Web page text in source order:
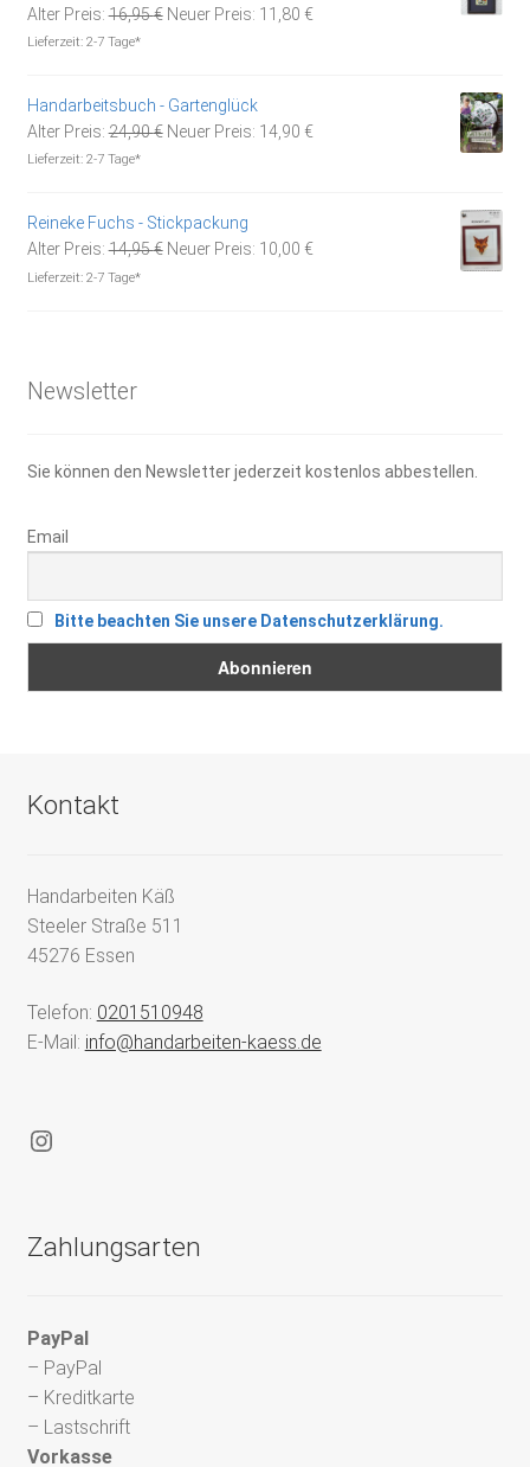
Alter Preis: 16,95€ Ursprünglicher
Neuer Preis: 11,80 €Aktueller
Lieferzeit: 2-7 Tage*
Handarbeitsbuch - Gartenglück
Alter Preis: 24,90€ Ursprünglicher
Neuer Preis: 14,90 €Aktueller
Lieferzeit: 2-7 Tage*
Reineke Fuchs - Stickpackung
Alter Preis: 14,95€ Ursprünglicher
Neuer Preis: 10,00 €Aktueller
Lieferzeit: 2-7 Tage*
Newsletter
Sie können den Newsletter jederzeit kostenlos abbestellen.
Email
Bitte beachten Sie unsere Datenschutzerklärung.
Kontakt
Handarbeiten Käß
Steeler Straße 511
45276 Essen
Telefon: 0201510948
E-Mail: info@handarbeiten-kaess.de
Instagram
Zahlungsarten
PayPal
– PayPal
– Kreditkarte
– Lastschrift
Vorkasse